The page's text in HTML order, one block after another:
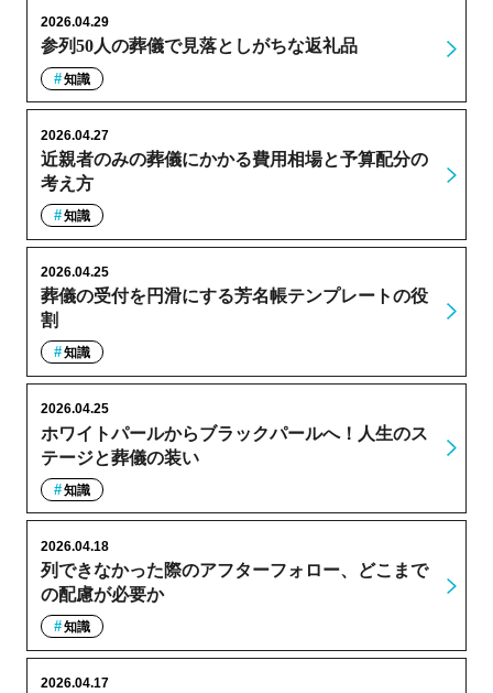
参列50人の葬儀で見落としがちな返礼品
2026.04.29
知識
近親者のみの葬儀にかかる費用相場と予算配分の
考え方
2026.04.27
知識
葬儀の受付を円滑にする芳名帳テンプレートの役
割
2026.04.25
知識
ホワイトパールからブラックパールへ！人生のス
テージと葬儀の装い
2026.04.25
知識
列できなかった際のアフターフォロー、どこまで
の配慮が必要か
2026.04.18
知識
2026.04.17